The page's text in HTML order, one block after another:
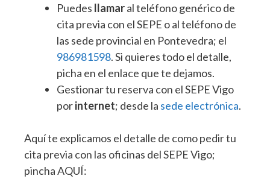
Puedes llamaral teléfono genérico de
cita previa con el SEPE o al teléfono de
las sede provincial en Pontevedra; el
986981598. Si quieres todo el detalle,
picha en el enlace que te dejamos.
Gestionar tu reserva con el SEPE Vigo
porinternet; desde la sede electrónica.
Aquí te explicamos el detalle de como pedir tu
cita previa con las oficinas del SEPE Vigo;
pincha AQUÍ: